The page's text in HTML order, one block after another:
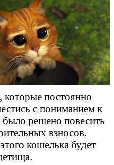
которые постоянно
с пониманием к
решено повесить
взносов.
кошелька будет